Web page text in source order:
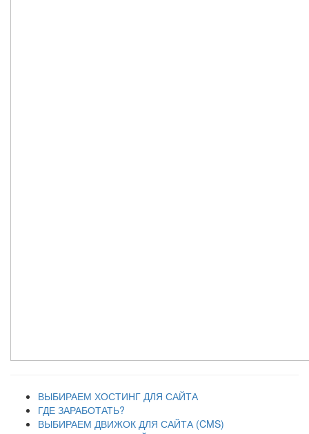
ВЫБИРАЕМ ХОСТИНГ ДЛЯ САЙТА
ГДЕ ЗАРАБОТАТЬ?
ВЫБИРАЕМ ДВИЖОК ДЛЯ САЙТА (CMS)